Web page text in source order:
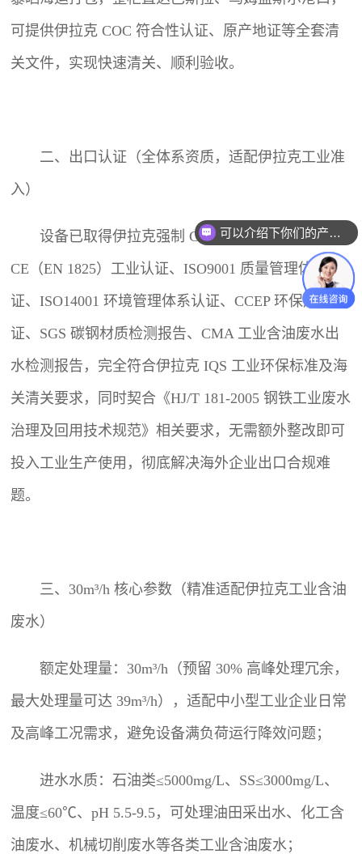
可提供伊拉克 COC 符合性认证、原产地证等全套清
关文件，实现快速清关、顺利验收。
二、出口认证（全体系资质，适配伊拉克工业准
入）
设备已取得伊拉克强制 COC 符合性认证、欧盟
CE（EN 1825）工业认证、ISO9001 质量管理体系认
证、ISO14001 环境管理体系认证、CCEP 环保产品认
证、SGS 碳钢材质检测报告、CMA 工业含油废水出
水检测报告，完全符合伊拉克 IQS 工业环保标准及海
关清关要求，同时契合《HJ/T 181-2005 钢铁工业废水
治理及回用技术规范》相关要求，无需额外整改即可
投入工业生产使用，彻底解决海外企业出口合规难
题。
三、30m³/h 核心参数（精准适配伊拉克工业含油
废水）
额定处理量：30m³/h（预留 30% 高峰处理冗余，
最大处理量可达 39m³/h），适配中小型工业企业日常
及高峰工况需求，避免设备满负荷运行降效问题；
进水水质：石油类≤5000mg/L、SS≤3000mg/L、
温度≤60℃、pH 5.5-9.5，可处理油田采出水、化工含
油废水、机械切削废水等各类工业含油废水；
可以介绍下你们的产品么？